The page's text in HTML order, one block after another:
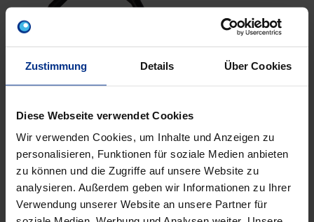
Zustimmung Details Über Cookies
Diese Webseite verwendet Cookies
Wir verwenden Cookies, um Inhalte und Anzeigen zu
personalisieren, Funktionen für soziale Medien anbieten
zu können und die Zugriffe auf unsere Website zu
analysieren. Außerdem geben wir Informationen zu Ihrer
Verwendung unserer Website an unsere Partner für
CP-DR15
EPDM Dichtring da15
schw ESt/CSt
EIGENSCHAFTEN